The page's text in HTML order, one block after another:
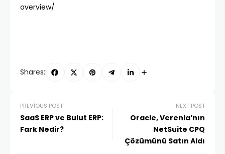
overview/
Shares:
PREVIOUS POST
SaaS ERP ve Bulut ERP:
Fark Nedir?
NEXT POST
Oracle, Verenia’nın
NetSuite CPQ
Çözümünü Satın Aldı